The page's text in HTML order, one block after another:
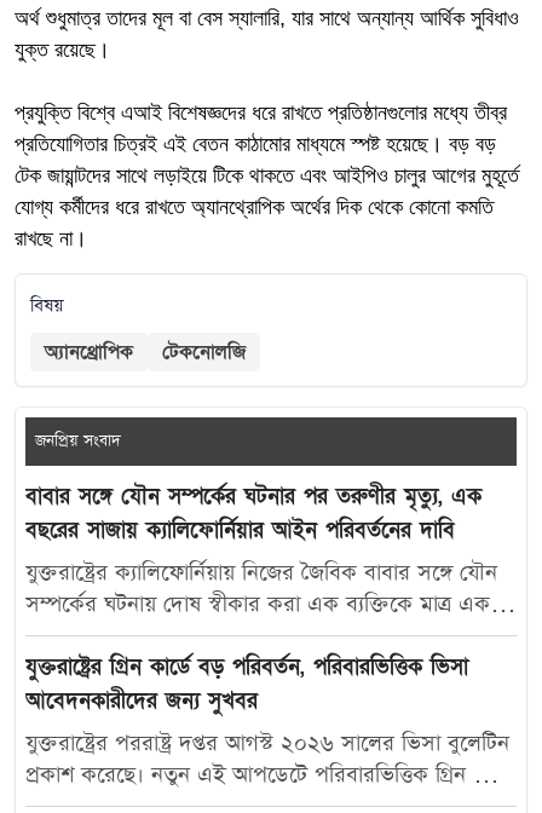
অর্থ শুধুমাত্র তাদের মূল বা বেস স্যালারি, যার সাথে অন্যান্য আর্থিক সুবিধাও
যুক্ত রয়েছে।
প্রযুক্তি বিশ্বে এআই বিশেষজ্ঞদের ধরে রাখতে প্রতিষ্ঠানগুলোর মধ্যে তীব্র
প্রতিযোগিতার চিত্রই এই বেতন কাঠামোর মাধ্যমে স্পষ্ট হয়েছে। বড় বড়
টেক জায়ান্টদের সাথে লড়াইয়ে টিকে থাকতে এবং আইপিও চালুর আগের মুহূর্তে
যোগ্য কর্মীদের ধরে রাখতে অ্যানথ্রোপিক অর্থের দিক থেকে কোনো কমতি
রাখছে না।
বিষয়
অ্যানথ্রোপিক টেকনোলজি
জনপ্রিয় সংবাদ
বাবার সঙ্গে যৌন সম্পর্কের ঘটনার পর তরুণীর মৃত্যু, এক
বছরের সাজায় ক্যালিফোর্নিয়ার আইন পরিবর্তনের দাবি
যুক্তরাষ্ট্রের ক্যালিফোর্নিয়ায় নিজের জৈবিক বাবার সঙ্গে যৌন
সম্পর্কের ঘটনায় দোষ স্বীকার করা এক ব্যক্তিকে মাত্র এক
বছরের কারাদণ্ড দেওয়ায় নতুন করে বিতর্ক তৈরি হয়েছে।
আদালতের এই রায়ে অসন্তোষ প্রকাশ করে ভুক্তভোগী
তরুণীর মা ক্যালিফোর্নিয়ার যৌন অপরাধ-সংক্রান্ত আইন
আরও কঠোর করার দাবি জানিয়েছেন। মার্কিন সংবাদমাধ্যম
দ্য ক্যালিফোর্নিয়া পোস্ট-কে দেওয়া সাক্ষাৎকারে ক্যারোলিনা
স্যান্ডোভাল বলেন, তার মেয়ে মাকাইলা রেনে সেটলসের নামে
যুক্তরাষ্ট্রের গ্রিন কার্ডে বড় পরিবর্তন, পরিবারভিত্তিক ভিসা
আবেদনকারীদের জন্য সুখবর
যুক্তরাষ্ট্রের পররাষ্ট্র দপ্তর আগস্ট ২০২৬ সালের ভিসা বুলেটিন
প্রকাশ করেছে। নতুন এই আপডেটে পরিবারভিত্তিক গ্রিন কার্ড
আবেদনকারীদের জন্য বেশ কিছু গুরুত্বপূর্ণ অগ্রগতি দেখা